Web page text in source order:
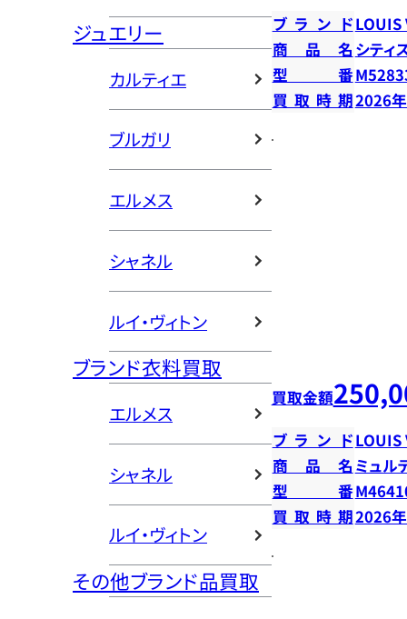
ジュエリー
カルティエ
ブルガリ
エルメス
シャネル
ルイ・ヴィトン
ブランド衣料買取
エルメス
シャネル
ルイ・ヴィトン
その他ブランド品買取
ブランドLOUIS
商品名 シティ
型番
買取時期2026
買取金額
ブランドLOUIS
商品名 ミュル
型番
買取時期2026